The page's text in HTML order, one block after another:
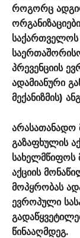
როგორც
პრევენციის
ადამიანური
მექანიზმის)
არასათანადო
გაზაფხულის
სახელმწიფოს
აქციის
მოპყრობას
ევროპული
წინააღმდეგ.